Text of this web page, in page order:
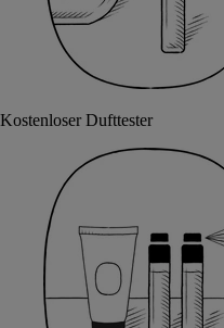
Kostenloser Dufttester